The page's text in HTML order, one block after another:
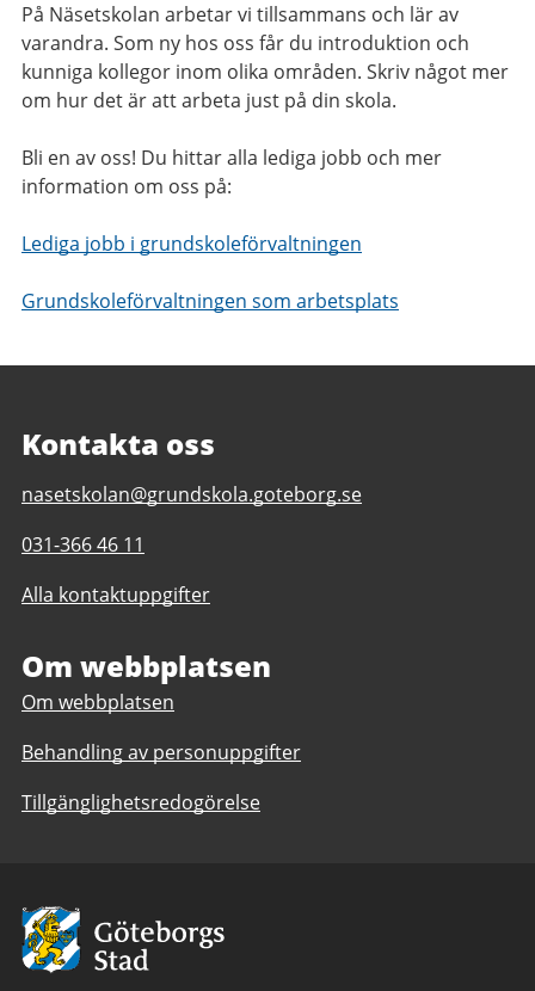
På Näsetskolan arbetar vi tillsammans och lär av
varandra. Som ny hos oss får du introduktion och
kunniga kollegor inom olika områden. Skriv något mer
om hur det är att arbeta just på din skola.
Bli en av oss! Du hittar alla lediga jobb och mer
information om oss på:
Lediga jobb i grundskoleförvaltningen
Grundskoleförvaltningen som arbetsplats
Kontakta oss
E-
till
Näsetskolan
F-
nasetskolan@grundskola.goteborg.se
Telefonnummer
Näsetskolan
6
031-366 46 11
Alla kontaktuppgifter
Om webbplatsen
Om webbplatsen
Behandling av personuppgifter
Tillgänglighetsredogörelse
Avsändare:
Göteborgs
Stad